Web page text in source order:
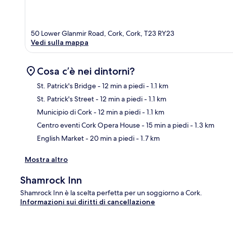
50 Lower Glanmir Road, Cork, Cork, T23 RY23
Vedi sulla mappa
Cosa c’è nei dintorni?
St. Patrick's Bridge- 12 min a piedi- 1.1 km
St. Patrick's Street- 12 min a piedi- 1.1 km
Municipio di Cork- 12 min a piedi- 1.1 km
Centro eventi Cork Opera House- 15 min a piedi- 1.3 km
English Market- 20 min a piedi- 1.7 km
Mostra altro
Shamrock Inn
Shamrock Inn è la scelta perfetta per un soggiorno a Cork.
Informazioni sui diritti di cancellazione